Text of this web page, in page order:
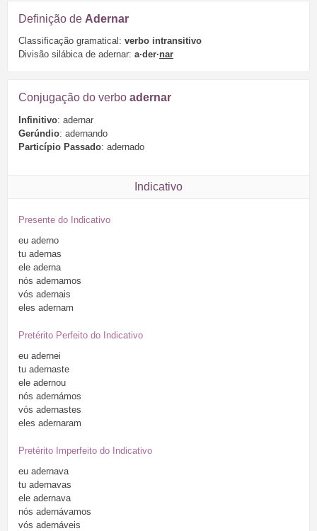
Definição de Adernar
Classificação gramatical: verbo intransitivo
Divisão silábica de adernar: a·der·nar
Conjugação do verbo adernar
Infinitivo: adernar
Gerúndio: adernando
Particípio Passado: adernado
Indicativo
Presente do Indicativo
eu aderno
tu adernas
ele aderna
nós adernamos
vós adernais
eles adernam
Pretérito Perfeito do Indicativo
eu adernei
tu adernaste
ele adernou
nós adernámos
vós adernastes
eles adernaram
Pretérito Imperfeito do Indicativo
eu adernava
tu adernavas
ele adernava
nós adernávamos
vós adernáveis